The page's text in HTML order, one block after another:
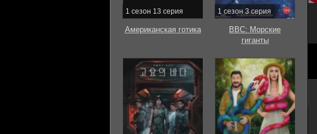
1 сезон 13 серия
Американская готика
1 сезон 3 серия
BBC: Морские
гиганты